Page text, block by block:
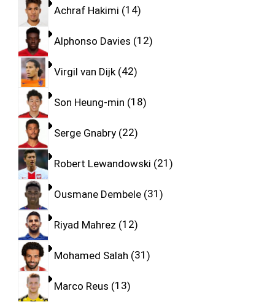
Achraf Hakimi 14
Alphonso Davies 12
Virgil van Dijk 42
Son Heung-min 18
Serge Gnabry 22
Robert Lewandowski 21
Ousmane Dembele 31
Riyad Mahrez 12
Mohamed Salah 31
Marco Reus 13